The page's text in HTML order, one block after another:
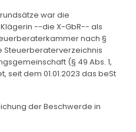
war die
--die X-GbR-- als
nach §
Steuerberaterverzeichnis
(§ 49 Abs. 1,
seit dem 01.01.2023 das beSt
der Beschwerde in